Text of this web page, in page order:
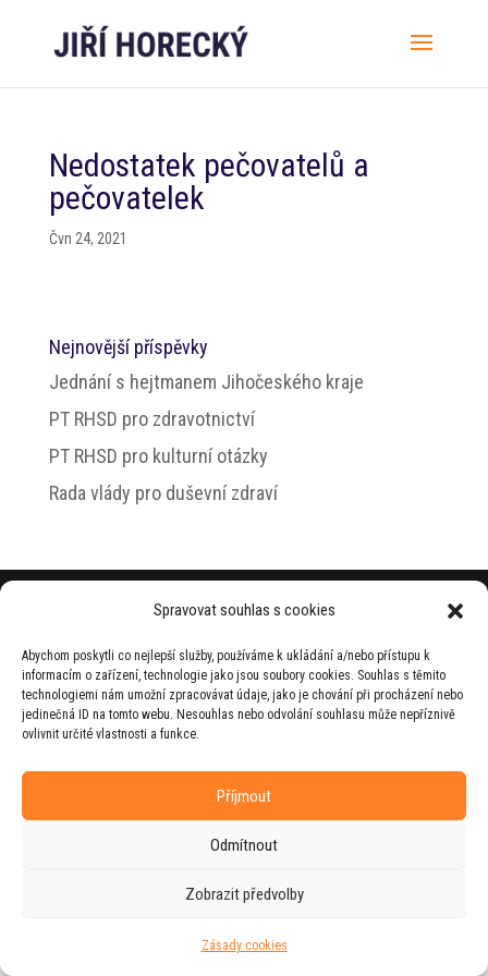
Spravovat souhlas s cookies
Abychom poskytli co nejlepší služby, používáme k ukládání a/nebo přístupu k
informacím o zařízení, technologie jako jsou soubory cookies. Souhlas s těmito
technologiemi nám umožní zpracovávat údaje, jako je chování při procházení nebo
jedinečná ID na tomto webu. Nesouhlas nebo odvolání souhlasu může nepříznivě
ovlivnit určité vlastnosti a funkce.
Příjmout
Odmítnout
Zobrazit předvolby
Zásady cookies
Nedostatek pečovatelů a
pečovatelek
Čvn 24, 2021
Nejnovější příspěvky
Jednání s hejtmanem Jihočeského kraje
PT RHSD pro zdravotnictví
PT RHSD pro kulturní otázky
Rada vlády pro duševní zdraví
© 2026 Jiří Horecký – Osobní stránky Jiřího
Web vytvořila firmaRUDIve spolupráci s
agenturouZEST BRAND.